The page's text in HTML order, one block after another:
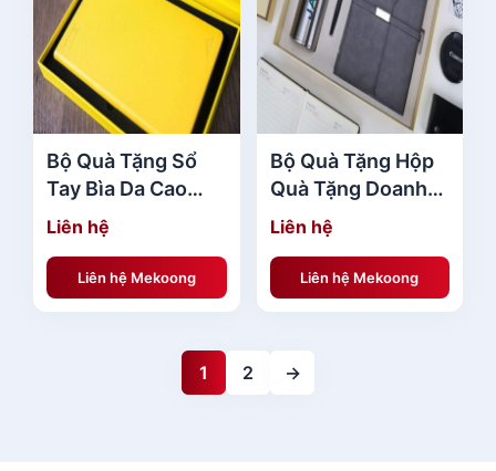
Bộ Quà Tặng Sổ
Tay Bìa Da Cao
Cấp đẹp
MKBQT38
Liên hệ
Liên hệ Mekoong
Bộ Quà Tặng Hộp
Quà Tặng Doanh
Nhân Jabil Xám
cao cấp MKBQT36
Liên hệ
Liên hệ Mekoong
1 2 →